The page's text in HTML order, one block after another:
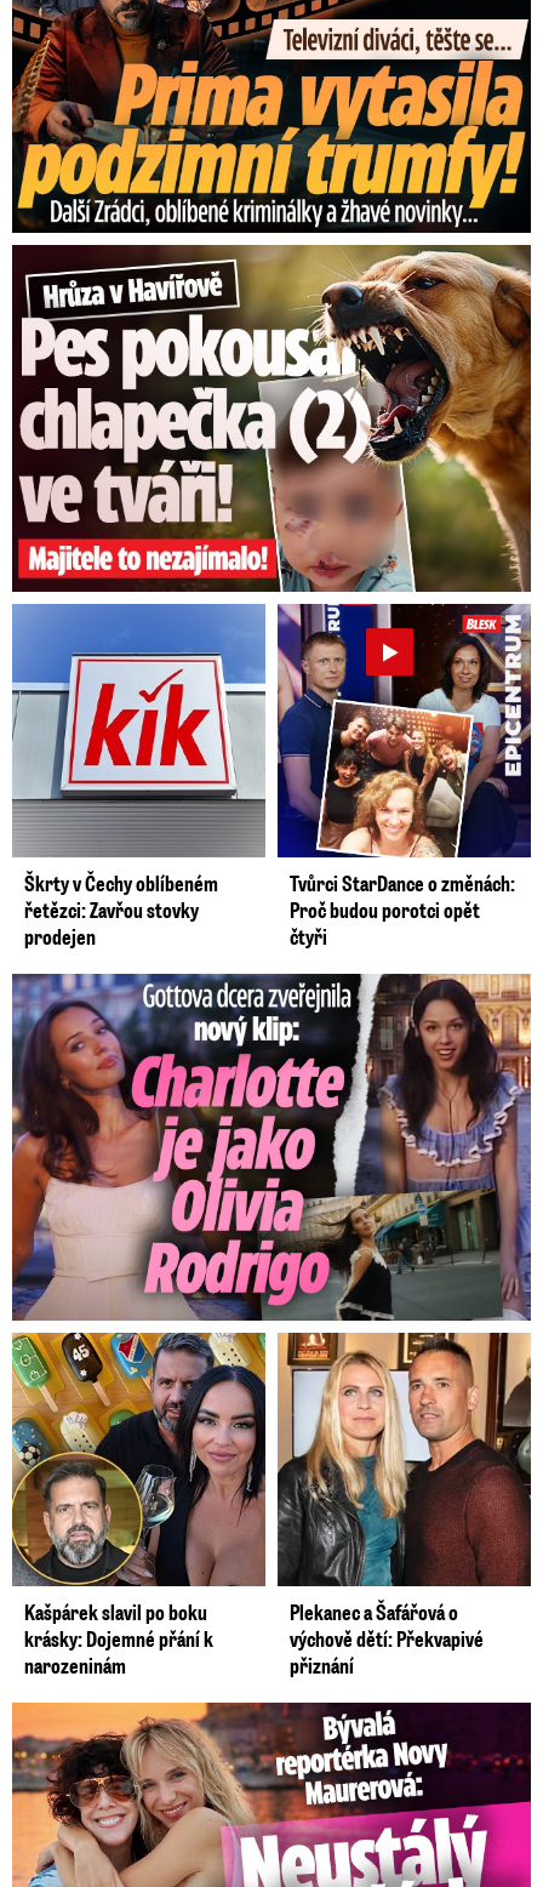
Hrůza v Havířově: Pes pokousal chlapečka (2) ve tváři!
Škrty v Čechy oblíbeném
řetězci: Zavřou stovky
prodejen
Tvůrci StarDance o změnách:
Proč budou porotci opět
čtyři
Gottova dcera zveřejnila nový klip: Je jako Olivie Rodrigo!
Kašpárek slavil po boku
krásky: Dojemné přání k
narozeninám
Plekanec a Šafářová o
výchově dětí: Překvapivé
přiznání
Bývalá reportérka Novy Maurerová: Neustálý boj o lásku s ...